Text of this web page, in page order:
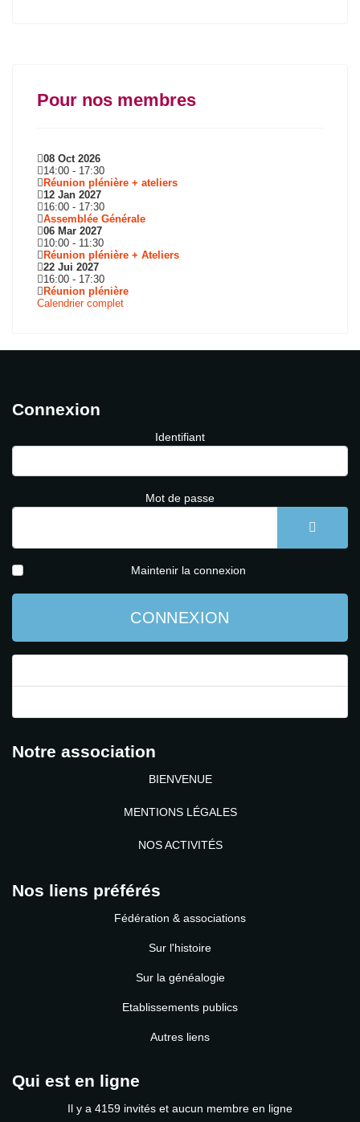
Pour nos membres
08 Oct 2026
14:00 - 17:30
Réunion plénière + ateliers
12 Jan 2027
16:00 - 17:30
Assemblée Générale
06 Mar 2027
10:00 - 11:30
Réunion plénière + Ateliers
22 Jui 2027
16:00 - 17:30
Réunion plénière
Calendrier complet
Connexion
Identifiant
Mot de passe
Maintenir la connexion
CONNEXION
Notre association
BIENVENUE
MENTIONS LÉGALES
NOS ACTIVITÉS
Nos liens préférés
Fédération & associations
Sur l'histoire
Sur la généalogie
Etablissements publics
Autres liens
Qui est en ligne
Il y a 4159 invités et aucun membre en ligne